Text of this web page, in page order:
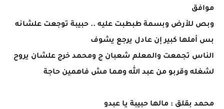
موافق
وبص للأرض وبسمة طبطبت عليه .. حبيبة توجعت علشانه
بس أملها كبير إن عادل يرجع يشوف
الناس تجمعت والمعلم شعبان ج ومحمد خرج علشان يروح
لشغله وقربو من عبد الله وهما مش فاهمين حاجة
محمد بقلق : مالها حبيبة يا عبدو